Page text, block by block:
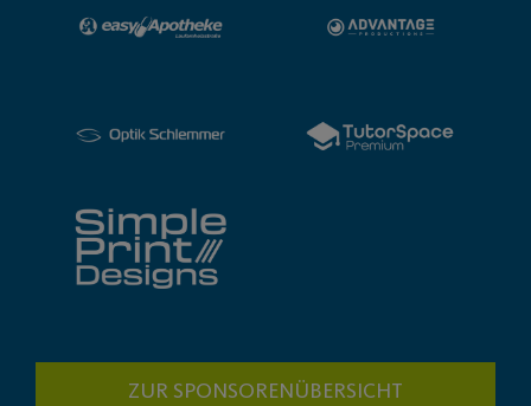
ZUR SPONSORENÜBERSICHT